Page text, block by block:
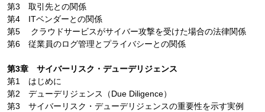
第3 取引先との関係
第4 ITベンダーとの関係
第5 クラウドサービスがサイバー攻撃を受けた場合の法律関係
第6 従業員のログ管理とプライバシーとの関係
第3章 サイバーリスク・デューデリジェンス
第1 はじめに
第2 デューデリジェンス（Due Diligence）
第3 サイバーリスク・デューデリジェンスの重要性を示す実例